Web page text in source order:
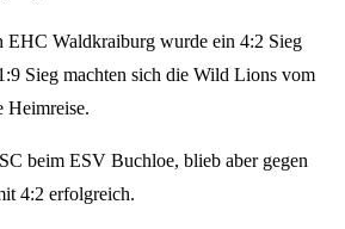
EHC Waldkraiburg wurde ein 4:2 Sieg
Sieg machten sich die Wild Lions vom
Heimreise.
beim ESV Buchloe, blieb aber gegen
4:2 erfolgreich.